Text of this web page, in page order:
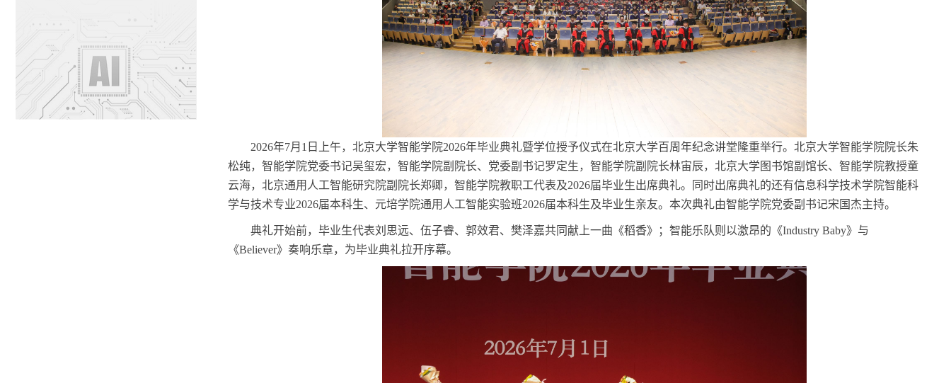
2026年7月1日上午，北京大学智能学院2026年毕业典礼暨学位授予仪式在北京大学百周年纪念讲堂隆重举行。北京大学智能学院院长朱
松纯，智能学院党委书记吴玺宏，智能学院副院长、党委副书记罗定生，智能学院副院长林宙辰，北京大学图书馆副馆长、智能学院教授童
云海，北京通用人工智能研究院副院长郑卿，智能学院教职工代表及2026届毕业生出席典礼。 同时出席典礼的还有信息科学技术学院智能科
学与技术专业2026届本科生、元培学院通用人工智能实验班2026届本科生及毕业生亲友。 本次典礼由智能学院党委副书记宋国杰主持。
典礼开始前，毕业生代表刘思远、伍子睿、郭效君、樊泽嘉共同献上一曲《稻香》；智能乐队则以激昂的 《Industry Baby》 与
《Believer》 奏响乐章，为毕业典礼拉开序幕。